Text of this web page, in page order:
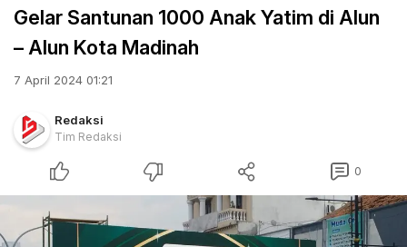
Gelar Santunan 1000 Anak Yatim di Alun
– Alun Kota Madinah
7 April 2024 01:21
Redaksi
Tim Redaksi
0